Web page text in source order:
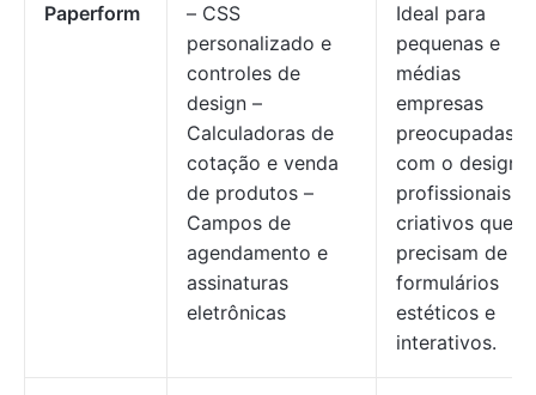
Paperform
– CSS
personalizado e
controles de
design –
Calculadoras de
cotação e venda
de produtos –
Campos de
agendamento e
assinaturas
eletrônicas
Ideal para
pequenas e
médias
empresas
preocupadas
com o design e
profissionais
criativos que
precisam de
formulários
estéticos e
interativos.